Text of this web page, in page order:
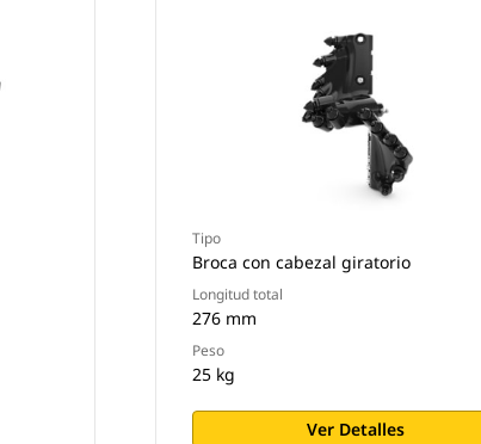
Tipo
Broca con cabezal giratorio
Longitud total
276 mm
Peso
25 kg
Ver Detalles